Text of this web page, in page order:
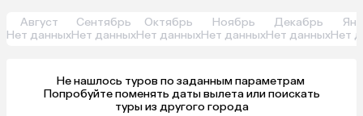
Август
Нет данных
Сентябрь
Нет данных
Октябрь
Нет данных
Ноябрь
Нет данных
Декабрь
Нет данныхНет
Не нашлось туров по заданным параметрам
туры из другого города